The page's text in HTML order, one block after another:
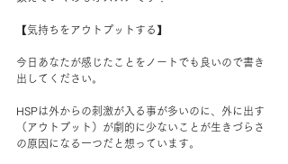
【気持ちをアウトプットする】
今日あなたが感じたことをノートでも良いので書き
出してください。
HSPは外からの刺激が入る事が多いのに、外に出す
（アウトプット）が劇的に少ないことが生きづらさ
の原因になる一つだと想っています。